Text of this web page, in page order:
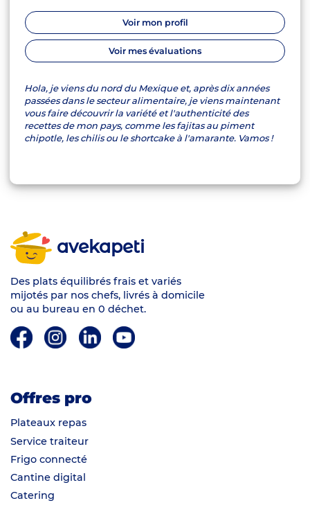
Voir mon profil
Voir mes évaluations
Hola, je viens du nord du Mexique et, après dix années
passées dans le secteur alimentaire, je viens maintenant
vous faire découvrir la variété et l'authenticité des
recettes de mon pays, comme les fajitas au piment
chipotle, les chilis ou le shortcake à l'amarante. Vamos !
avekapeti
Des plats équilibrés frais et variés
mijotés par nos chefs, livrés à domicile
ou au bureau en 0 déchet.
Offres pro
Plateaux repas
Service traiteur
Frigo connecté
Cantine digital
Catering